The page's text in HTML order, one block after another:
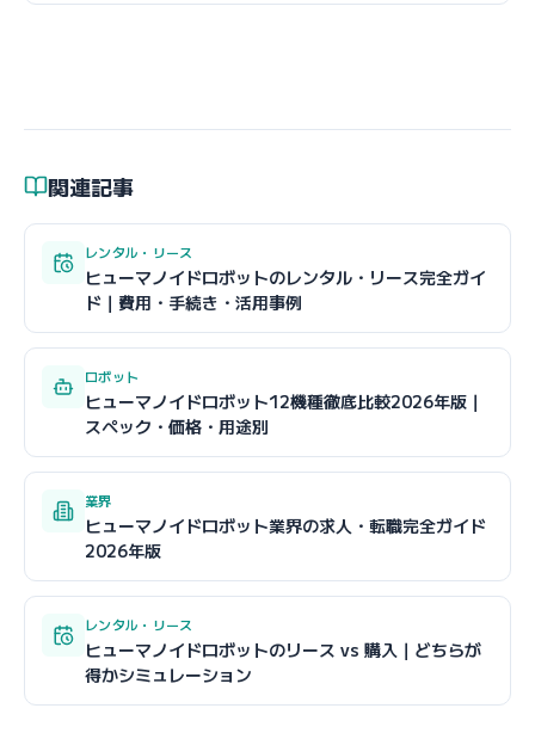
関連記事
レンタル・リース
ヒューマノイドロボットのレンタル・リース完全ガイ
ド｜費用・手続き・活用事例
ロボット
ヒューマノイドロボット12機種徹底比較2026年版｜
スペック・価格・用途別
業界
ヒューマノイドロボット業界の求人・転職完全ガイド
2026年版
レンタル・リース
ヒューマノイドロボットのリース vs 購入｜どちらが
得かシミュレーション